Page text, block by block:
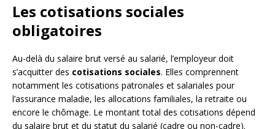
Les cotisations sociales
obligatoires
Au-delà du salaire brut versé au salarié, l’employeur doit
s’acquitter des cotisations sociales. Elles comprennent
notamment les cotisations patronales et salariales pour
l’assurance maladie, les allocations familiales, la retraite ou
encore le chômage. Le montant total des cotisations dépend
du salaire brut et du statut du salarié (cadre ou non-cadre).